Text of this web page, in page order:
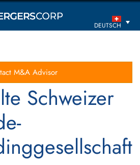
DEUTSCH
M&A Advisor
Schweizer